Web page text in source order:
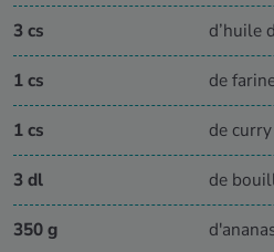
3 cs d’huile
1 cs de
1 cs de
3 dl de
350 g